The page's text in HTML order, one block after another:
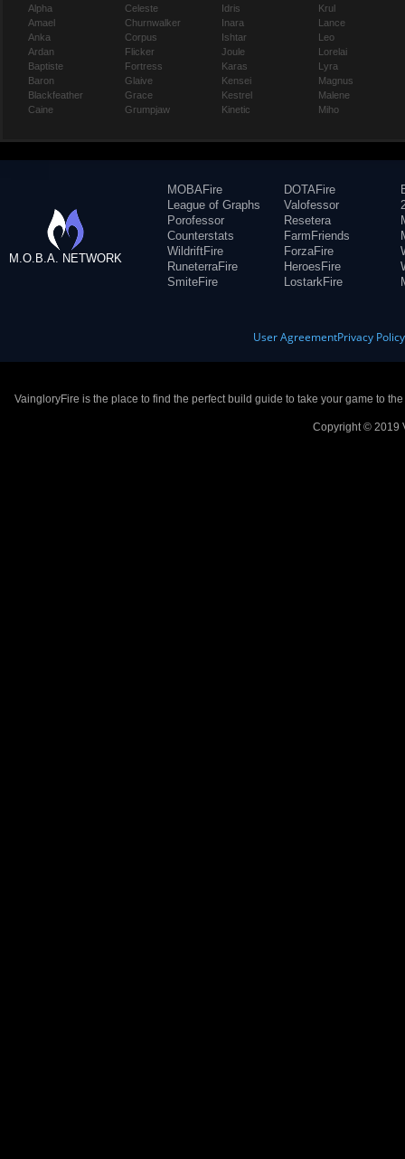
Alpha
Amael
Anka
Ardan
Baptiste
Baron
Blackfeather
Caine
Celeste
Churnwalker
Corpus
Flicker
Fortress
Glaive
Grace
Grumpjaw
Idris
Inara
Ishtar
Joule
Karas
Kensei
Kestrel
Kinetic
Krul
Lance
Leo
Lorelai
Lyra
Magnus
Malene
Miho
M.O.B.A. NETWORK
MOBAFire
League of Graphs
Porofessor
Counterstats
WildriftFire
RuneterraFire
SmiteFire
DOTAFire
Valofessor
Resetera
FarmFriends
ForzaFire
HeroesFire
LostarkFire
User AgreementPrivacy Policy
VaingloryFire is the place to find the perfect build guide to take your game to
Copyright © 2019